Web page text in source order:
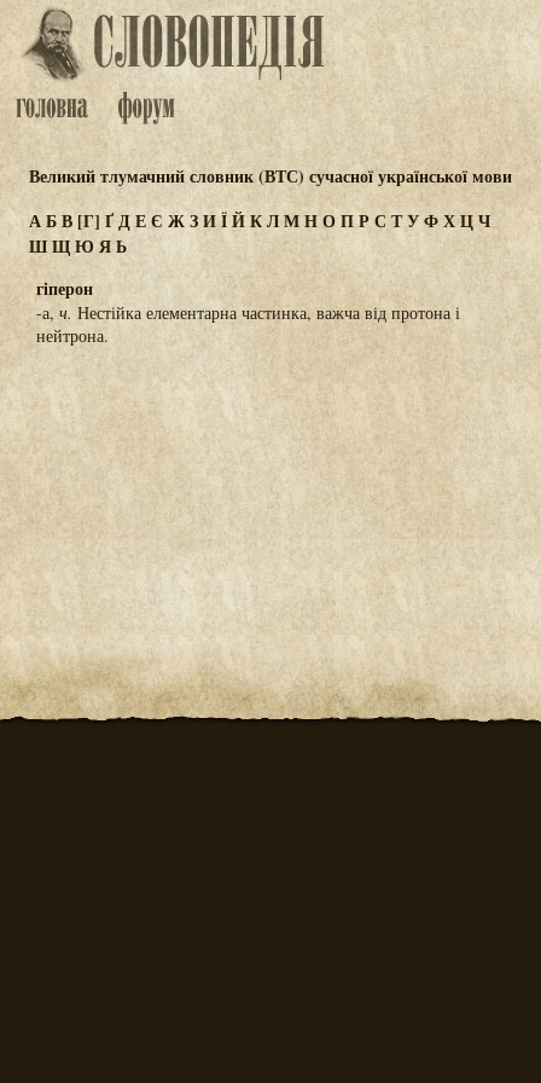
Великий тлумачний словник (ВТС) сучасної української мови
АБВ[Г] ҐДЕЄ ЖЗИЇЙКЛМНОПР СТУФХЦЧ
ШЩЮЯЬ
гіперон
-а, ч. Нестійка елементарна частинка, важча від протона і
нейтрона.